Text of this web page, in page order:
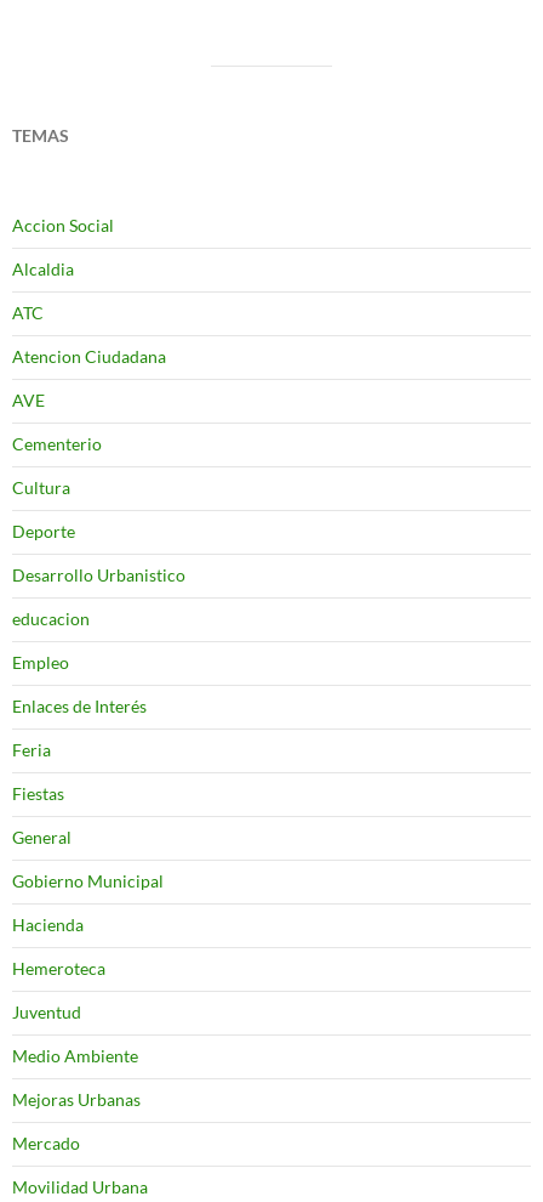
TEMAS
Accion Social
Alcaldia
ATC
Atencion Ciudadana
AVE
Cementerio
Cultura
Deporte
Desarrollo Urbanistico
educacion
Empleo
Enlaces de Interés
Feria
Fiestas
General
Gobierno Municipal
Hacienda
Hemeroteca
Juventud
Medio Ambiente
Mejoras Urbanas
Mercado
Movilidad Urbana